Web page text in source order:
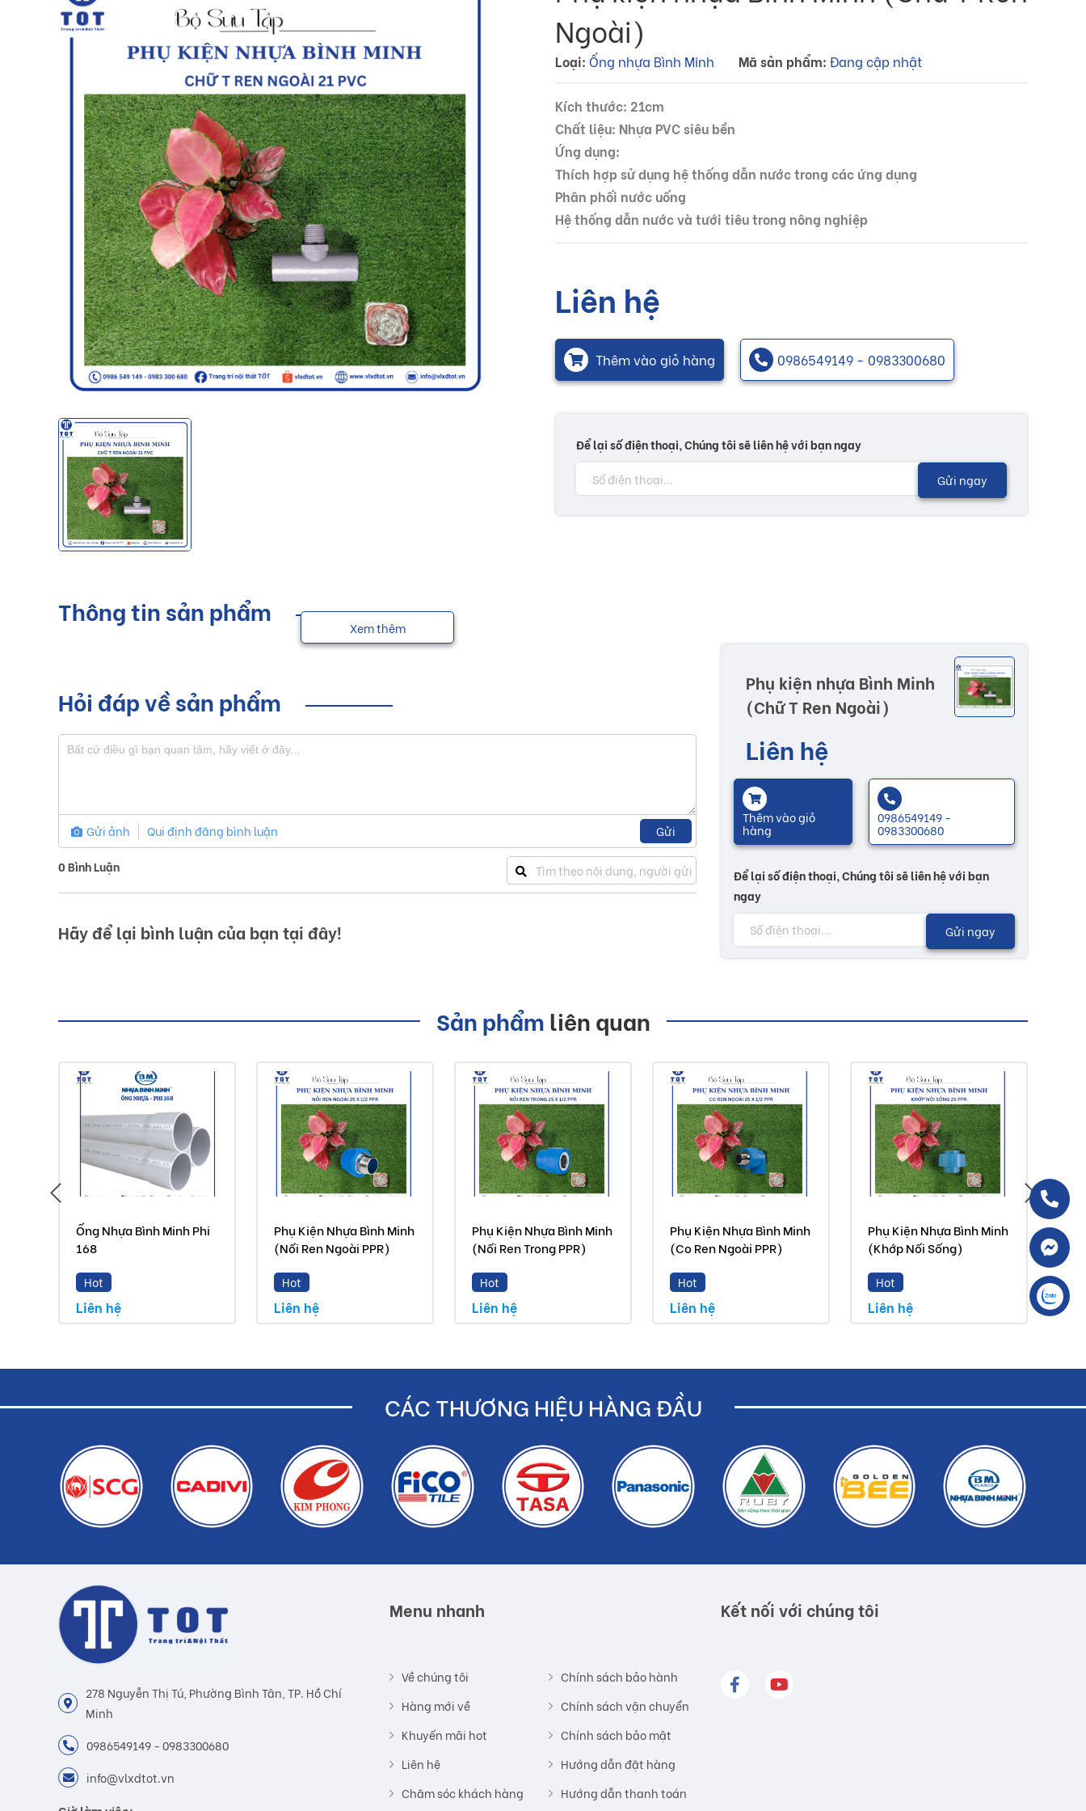
Ngoài)
Loại: Ống nhựa Bình Minh Mã sản phẩm: Đang cập nhật
Kích thước: 21cm
Chất liệu: Nhựa PVC siêu bền
Ứng dụng:
Thích hợp sử dụng hệ thống dẫn nước trong các ứng dụng
Phân phối nước uống
Hệ thống dẫn nước và tưới tiêu trong nông nghiệp
Liên hệ
Thêm vào giỏ hàng 0986549149 - 0983300680
Để lại số điện thoại, Chúng tôi sẽ liên hệ với bạn ngay
Gửi ngay
Thông tin sản phẩm
Xem thêm
Hỏi đáp về sản phẩm
Gửi ảnh Qui định đăng bình luận Gửi
0Bình Luận
Hãy để lại bình luận của bạn tại đây!
Phụ kiện nhựa Bình Minh
(Chữ T Ren Ngoài)
Liên hệ
Thêm vào giỏ
hàng
0986549149 -
0983300680
Để lại số điện thoại, Chúng tôi sẽ liên hệ với bạn
ngay
Gửi ngay
Sản phẩm liên quan
Ống Nhựa Bình Minh Phi
168
Hot
Liên hệ
Phụ Kiện Nhựa Bình Minh
(Nối Ren Ngoài PPR)
Hot
Liên hệ
Phụ Kiện Nhựa Bình Minh
(Nối Ren Trong PPR)
Hot
Liên hệ
Phụ Kiện Nhựa Bình Minh
(Co Ren Ngoài PPR)
Hot
Liên hệ
Phụ Kiện Nhựa Bình Minh
(Khớp Nối Sống)
Hot
Liên hệ
CÁC THƯƠNG HIỆU HÀNG ĐẦU
278 Nguyễn Thị Tú, Phường Bình Tân, TP. Hồ Chí
Minh
0986549149 - 0983300680
info@vlxdtot.vn
Menu nhanh
Về chúng tôi
Hàng mới về
Khuyến mãi hot
Liên hệ
Chăm sóc khách hàng
Chính sách bảo hành
Chính sách vận chuyển
Chính sách bảo mật
Hướng dẫn đặt hàng
Hướng dẫn thanh toán
Kết nối với chúng tôi